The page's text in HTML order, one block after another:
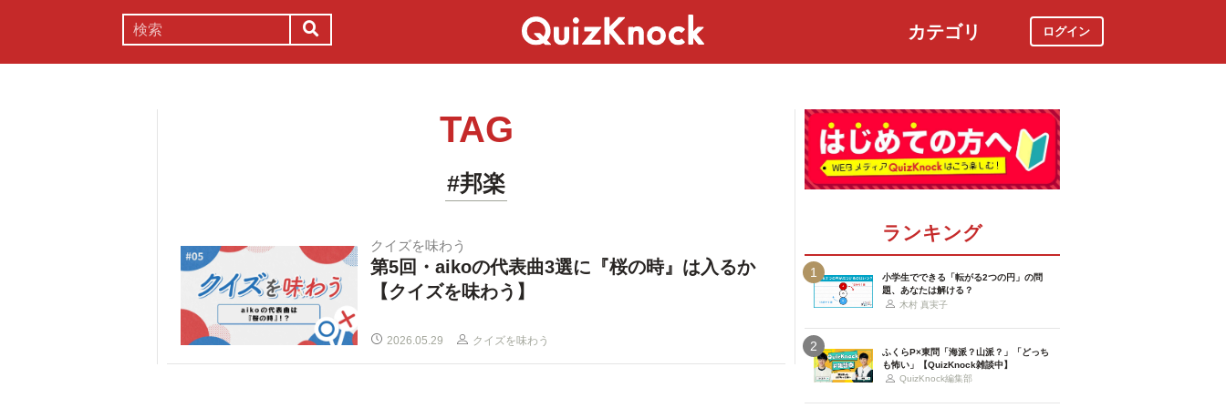
カテゴリ ログイン
TAG
#邦楽
クイズを味わう
第5回・aikoの代表曲3選に『桜の時』は入るか
【クイズを味わう】
2026.05.29 クイズを味わう
ランキング
1
小学生でできる「転がる2つの円」の問
題、あなたは解ける？
木村 真実子
2
ふくらP×東問「海派？山派？」「どっち
も怖い」【QuizKnock雑談中】
QuizKnock編集部